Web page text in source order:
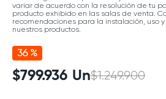
variar de acuerdo con la resolución de tu
producto exhibido en las salas de venta.
recomendaciones para la instalación, uso
nuestros productos.
36 %
$799.936 Un$1.249.900